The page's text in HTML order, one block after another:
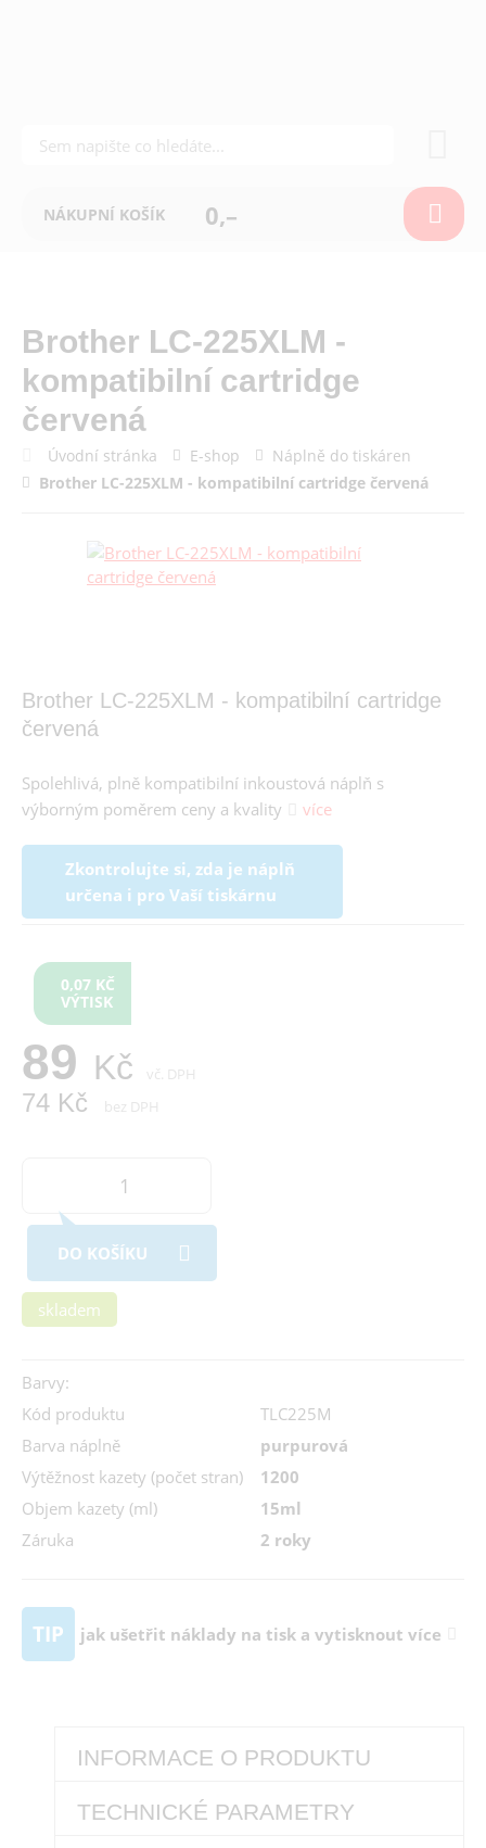
NÁKUPNÍ KOŠÍK 0,–
Brother LC-225XLM -
kompatibilní cartridge
červená
Úvodní stránka E-shop
Náplně do tiskáren
Brother LC-225XLM - kompatibilní cartridge červená
Brother LC-225XLM - kompatibilní cartridge
červená
Spolehlivá, plně kompatibilní inkoustová náplň s
výborným poměrem ceny a kvality
více
Zkontrolujte si, zda je náplň
určena i pro Vaší tiskárnu
0,07 KČ
VÝTISK
89 Kč vč. DPH
74 Kč bez DPH
DO KOŠÍKU
skladem
Barvy:
Kód produktu
TLC225M
Barva náplně
purpurová
Výtěžnost kazety (počet stran)
1200
Objem kazety (ml)
15ml
Záruka
2 roky
TIP jak ušetřit náklady na tisk a vytisknout více
INFORMACE O PRODUKTU
TECHNICKÉ PARAMETRY